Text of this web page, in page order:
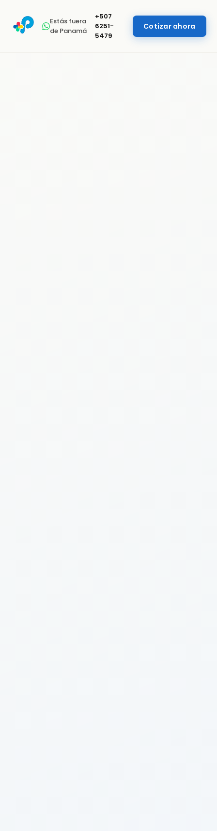
Estás fuera
de Panamá
+507
6251-
5479
Cotizar ahora